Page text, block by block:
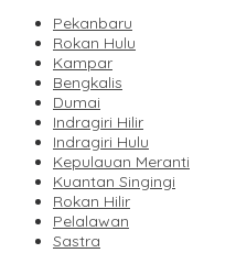
Pekanbaru
Rokan Hulu
Kampar
Bengkalis
Dumai
Indragiri Hilir
Indragiri Hulu
Kepulauan Meranti
Kuantan Singingi
Rokan Hilir
Pelalawan
Sastra